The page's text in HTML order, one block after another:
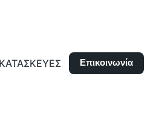
ΚΑΤΑΣΚΕΥΕΣ Επικοινωνία